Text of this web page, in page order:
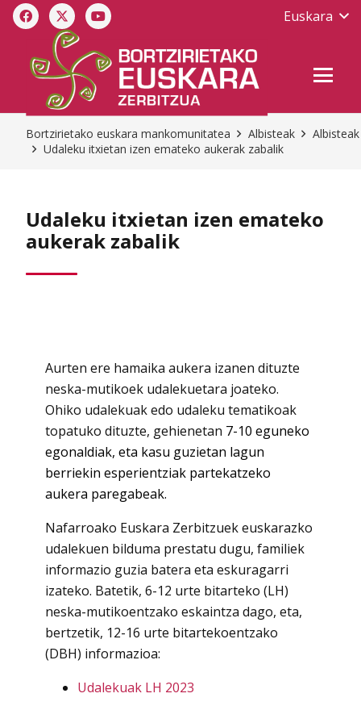
Euskara
Bortzirietako euskara mankomunitatea Albisteak
Albisteak
Udaleku itxietan izen emateko aukerak zabalik
Udaleku itxietan izen emateko
aukerak zabalik
Aurten ere hamaika aukera izanen dituzte
neska-mutikoek udalekuetara joateko.
Ohiko udalekuak edo udaleku tematikoak
topatuko dituzte, gehienetan 7-10 eguneko
egonaldiak, eta kasu guzietan lagun
berriekin esperientziak partekatzeko
aukera paregabeak.
Nafarroako Euskara Zerbitzuek euskarazko
udalekuen bilduma prestatu dugu, familiek
informazio guzia batera eta eskuragarri
izateko. Batetik, 6-12 urte bitarteko (LH)
neska-mutikoentzako eskaintza dago, eta,
bertzetik, 12-16 urte bitartekoentzako
(DBH) informazioa:
Udalekuak LH 2023